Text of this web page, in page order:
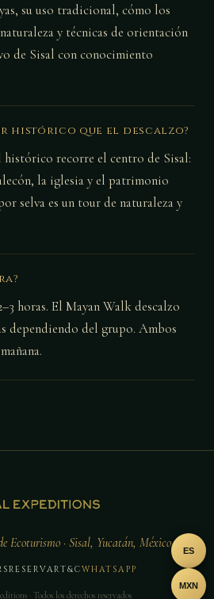
su uso tradicional, cómo los
y técnicas de orientación
de Sisal con conocimiento
histórico que el descalzo?
histórico recorre el centro de Sisal:
la iglesia y el patrimonio
selva es un tour de naturaleza y
horas. El Mayan Walk descalzo
dependiendo del grupo. Ambos
Ecoturismo · Sisal, Yucatán, México
RESERVART&CWHATSAPP
· Todos los derechos reservados
ES
MXN